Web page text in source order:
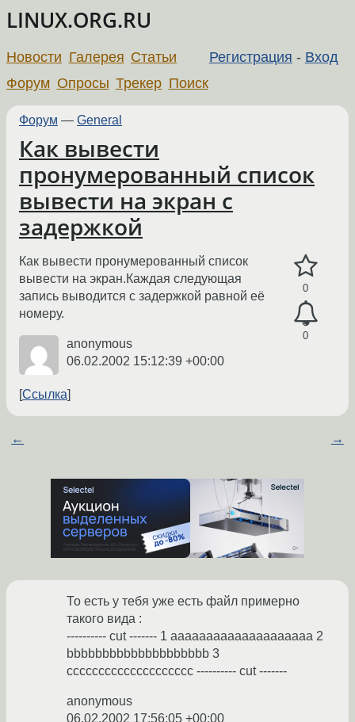
LINUX.ORG.RU
Регистрация - Вход
Новости Галерея Статьи
Форум Опросы Трекер Поиск
Форум — General
Как вывести
пронумерованный список
вывести на экран с
задержкой
0
0
Как вывести пронумерованный список
вывести на экран.Каждая следующая
запись выводится с задержкой равной её
номеру.
anonymous
06.02.2002 15:12:39 +00:00
Ссылка
← →
То есть у тебя уже есть файл примерно
такого вида :
---------- cut ------- 1 aaaaaaaaaaaaaaaaaaaa 2
bbbbbbbbbbbbbbbbbbbb 3
cccccccccccccccccccc ---------- cut -------
anonymous
06.02.2002 17:56:05 +00:00